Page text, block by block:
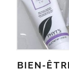
BIEN-